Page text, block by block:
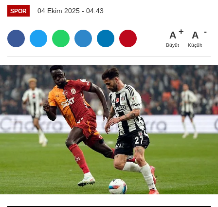
SPOR 04 Ekim 2025 - 04:43
A
Büyüt
A
Küçült